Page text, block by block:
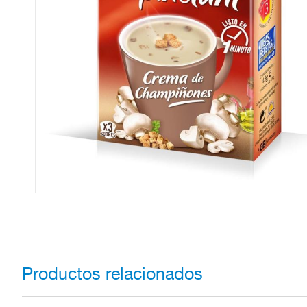
Productos relacionados